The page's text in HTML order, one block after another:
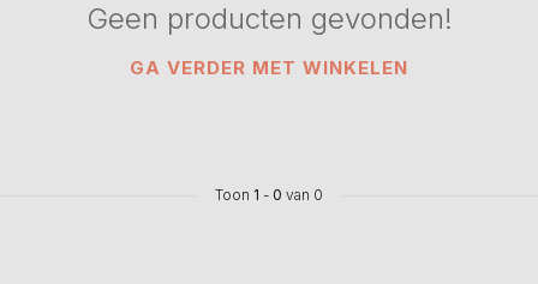
Geen producten gevonden!
GA VERDER MET WINKELEN
Toon 1 - 0 van 0